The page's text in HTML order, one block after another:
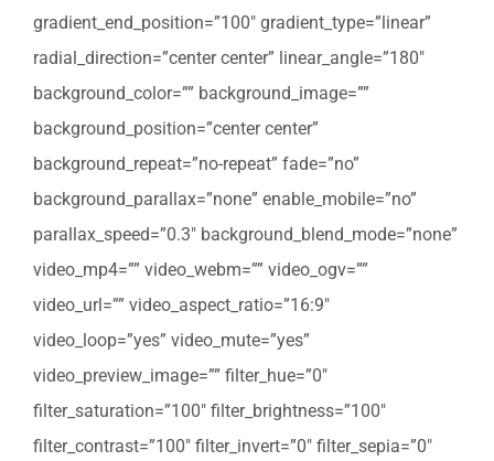
gradient_end_position=”100″ gradient_type=”linear”
radial_direction=”center center” linear_angle=”180″
background_color=”” background_image=””
background_position=”center center”
background_repeat=”no-repeat” fade=”no”
background_parallax=”none” enable_mobile=”no”
parallax_speed=”0.3″ background_blend_mode=”none”
video_mp4=”” video_webm=”” video_ogv=””
video_url=”” video_aspect_ratio=”16:9″
video_loop=”yes” video_mute=”yes”
video_preview_image=”” filter_hue=”0″
filter_saturation=”100″ filter_brightness=”100″
filter_contrast=”100″ filter_invert=”0″ filter_sepia=”0″